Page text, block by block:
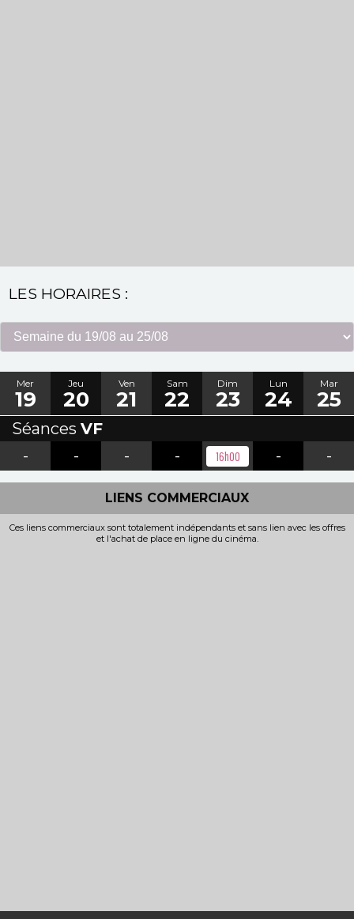
LES HORAIRES :
Mer
19
Jeu
20
Ven
21
Sam
22
Dim
23
Lun
24
Mar
25
Séances VF
-
- - - 16h00 - -
LIENS COMMERCIAUX
Ces liens commerciaux sont totalement indépendants et sans lien avec les offres
et l'achat de place en ligne du cinéma.